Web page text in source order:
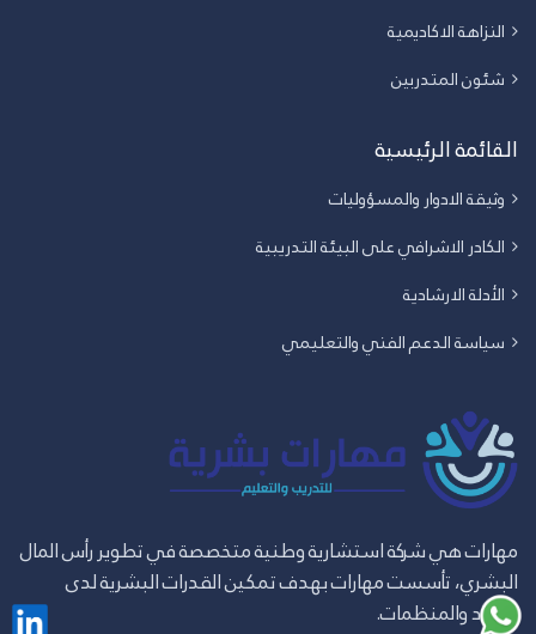
النزاهة الاكاديمية
شئون المتدربين
القائمة الرئيسية
وثيقة الادوار والمسؤوليات
الكادر الاشرافي على البيئة التدريبية
الأدلة الارشادية
سياسة الدعم الفني والتعليمي
مهارات هي شركة استشارية وطنية متخصصة في تطوير رأس المال
البشري، تأسست مهارات بهدف تمكين القدرات البشرية لدى
الأفراد والمنظمات.